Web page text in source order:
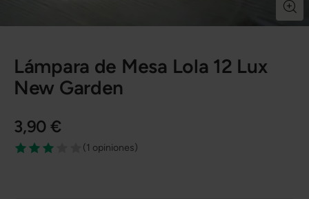
Lámpara de Mesa Lola 12 Lux
New Garden
3,90 €
(1 opiniones)